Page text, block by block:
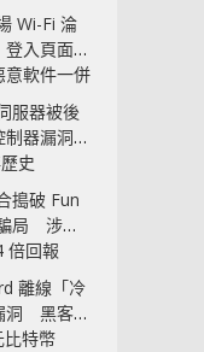
Wi-Fi 淪
入頁面可
意軟件一併
服器被後
器漏洞部
史
搗破 Fun
局 涉款
倍回報
離線「冷
洞 黑客已
比特幣